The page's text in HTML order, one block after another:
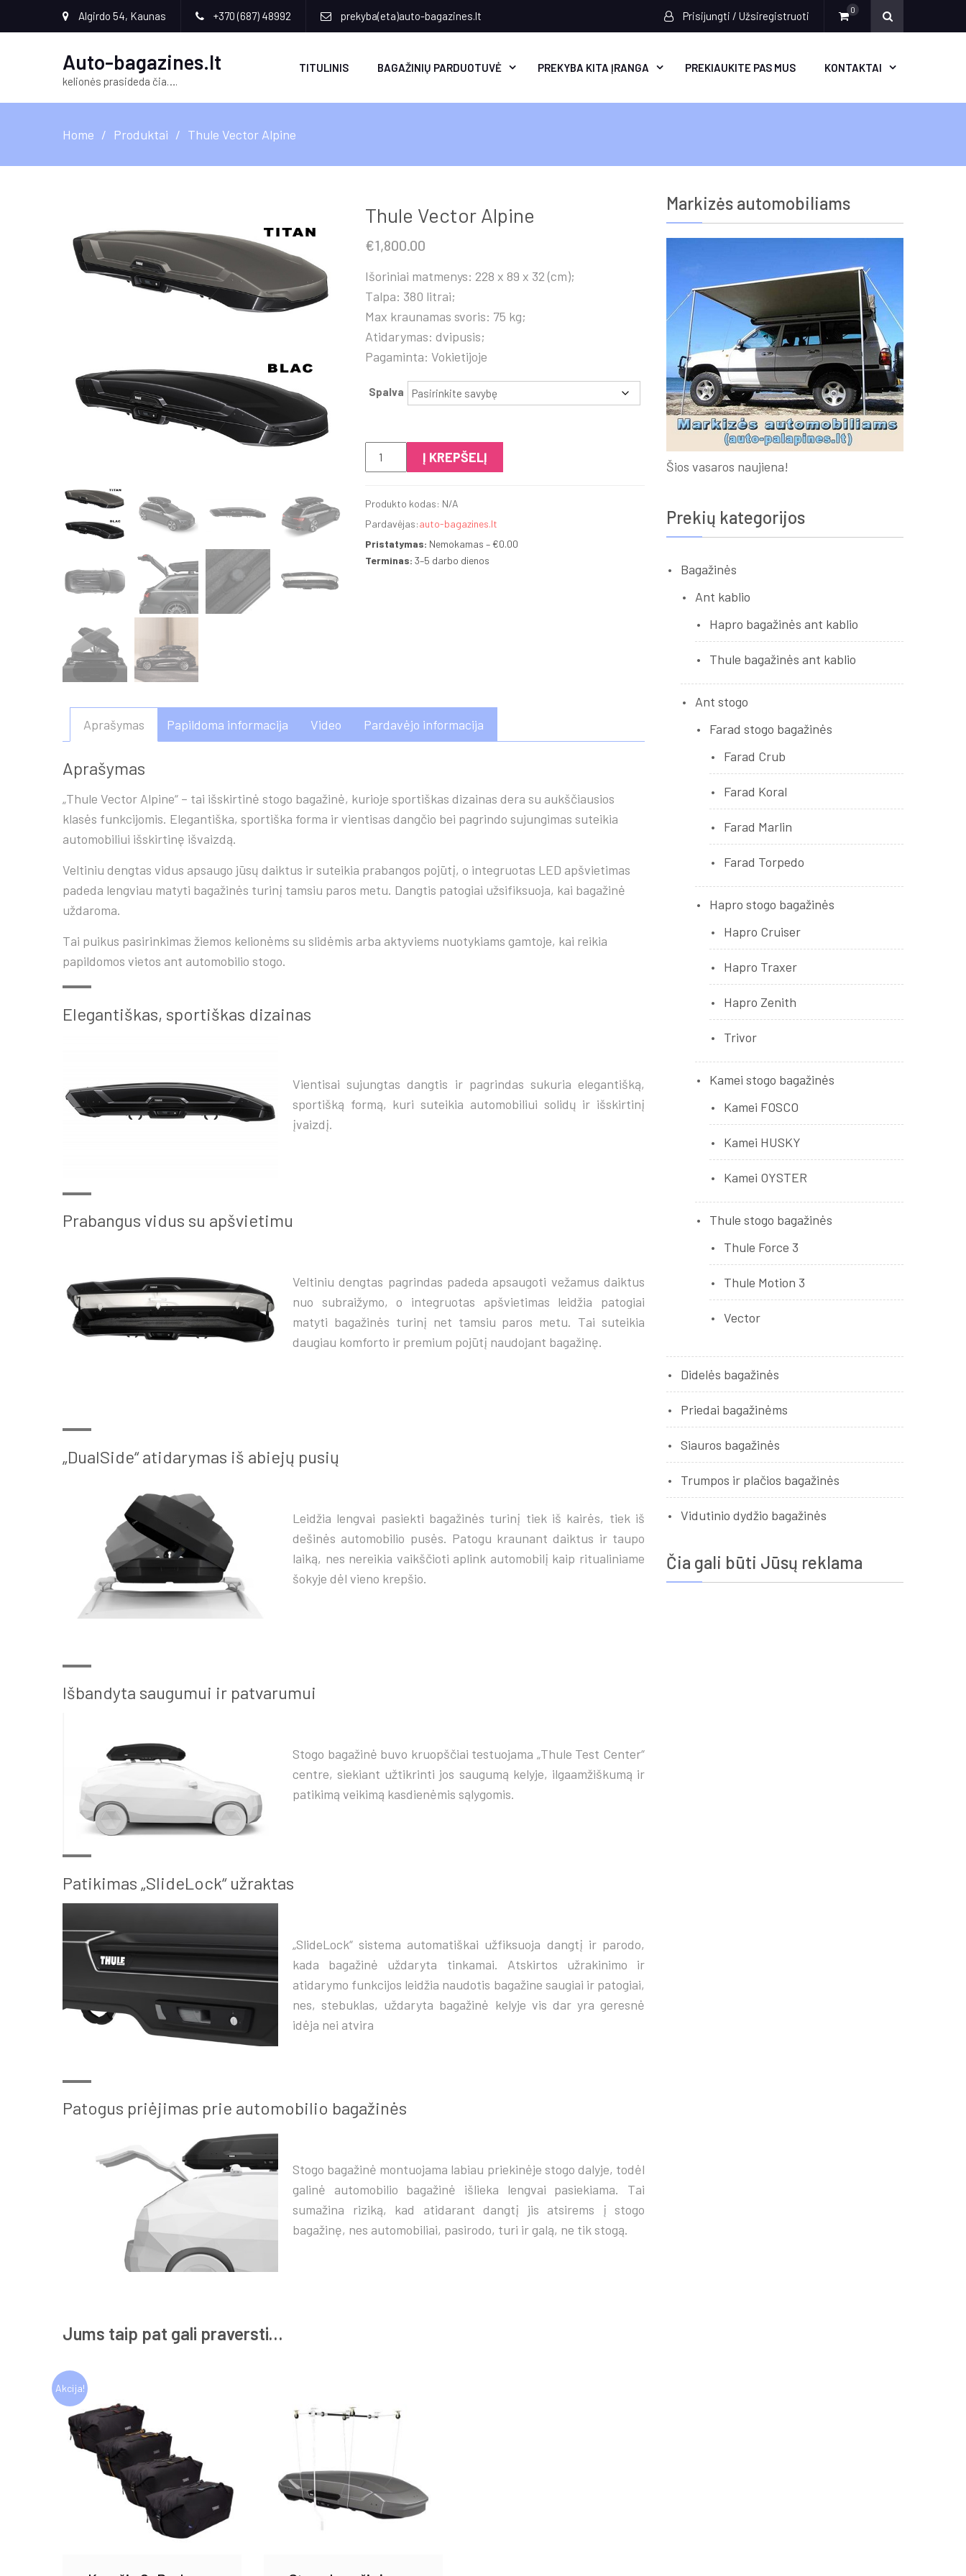
Algirdo 54, Kaunas +370 (687) 48992 prekyba(eta)auto-bagazines.lt Prisijungti / Užsiregistruoti 0
Auto-bagazines.lt
kelionės prasideda čia….
TITULINIS BAGAŽINIŲ PARDUOTUVĖ PREKYBA KITA ĮRANGA PREKIAUKITE PAS MUS KONTAKTAI
Home Produktai Thule Vector Alpine
Thule Vector Alpine
€1,800.00
Išoriniai matmenys: 228 x 89 x 32 (cm);
Talpa: 380 litrai;
Max kraunamas svoris: 75 kg;
Atidarymas: dvipusis;
Pagaminta: Vokietijoje
Spalva
produkto
kiekis:
Vector
Alpine
Į KREPŠELĮ
Produkto kodas: N/A
Pardavėjas:auto-bagazines.lt
Pristatymas: Nemokamas – €0.00
Terminas: 3–5 darbo dienos
Aprašymas Papildoma informacija Video Pardavėjo informacija
Aprašymas
„Thule Vector Alpine“ – tai išskirtinė stogo bagažinė, kurioje sportiškas dizainas dera su aukščiausios
klasės funkcijomis. Elegantiška, sportiška forma ir vientisas dangčio bei pagrindo sujungimas suteikia
automobiliui išskirtinę išvaizdą.
Veltiniu dengtas vidus apsaugo jūsų daiktus ir suteikia prabangos pojūtį, o integruotas LED apšvietimas
padeda lengviau matyti bagažinės turinį tamsiu paros metu. Dangtis patogiai užsifiksuoja, kai bagažinė
uždaroma.
Tai puikus pasirinkimas žiemos kelionėms su slidėmis arba aktyviems nuotykiams gamtoje, kai reikia
papildomos vietos ant automobilio stogo.
Elegantiškas, sportiškas dizainas
Vientisai sujungtas dangtis ir pagrindas sukuria elegantišką,
sportišką formą, kuri suteikia automobiliui solidų ir išskirtinį
įvaizdį.
Prabangus vidus su apšvietimu
Veltiniu dengtas pagrindas padeda apsaugoti vežamus daiktus
nuo subraižymo, o integruotas apšvietimas leidžia patogiai
matyti bagažinės turinį net tamsiu paros metu. Tai suteikia
daugiau komforto ir premium pojūtį naudojant bagažinę.
„DualSide“ atidarymas iš abiejų pusių
Leidžia lengvai pasiekti bagažinės turinį tiek iš kairės, tiek iš
dešinės automobilio pusės. Patogu kraunant daiktus ir taupo
laiką, nes nereikia vaikščioti aplink automobilį kaip ritualiniame
šokyje dėl vieno krepšio.
Išbandyta saugumui ir patvarumui
Stogo bagažinė buvo kruopščiai testuojama „Thule Test Center“
centre, siekiant užtikrinti jos saugumą kelyje, ilgaamžiškumą ir
patikimą veikimą kasdienėmis sąlygomis.
Patikimas „SlideLock“ užraktas
„SlideLock“ sistema automatiškai užfiksuoja dangtį ir parodo,
kada bagažinė uždaryta tinkamai. Atskirtos užrakinimo ir
atidarymo funkcijos leidžia naudotis bagažine saugiai ir patogiai,
nes, stebuklas, uždaryta bagažinė kelyje vis dar yra geresnė
idėja nei atvira
Patogus priėjimas prie automobilio bagažinės
Stogo bagažinė montuojama labiau priekinėje stogo dalyje, todėl
galinė automobilio bagažinė išlieka lengvai pasiekiama. Tai
sumažina riziką, kad atidarant dangtį jis atsirems į stogo
bagažinę, nes automobiliai, pasirodo, turi ir galą, ne tik stogą.
Jums taip pat gali praversti…
Akcija!
Markizės automobiliams
Šios vasaros naujiena!
Prekių kategorijos
Bagažinės
Ant kablio
Hapro bagažinės ant kablio
Thule bagažinės ant kablio
Ant stogo
Farad stogo bagažinės
Farad Crub
Farad Koral
Farad Marlin
Farad Torpedo
Hapro stogo bagažinės
Hapro Cruiser
Hapro Traxer
Hapro Zenith
Trivor
Kamei stogo bagažinės
Kamei FOSCO
Kamei HUSKY
Kamei OYSTER
Thule stogo bagažinės
Thule Force 3
Thule Motion 3
Vector
Didelės bagažinės
Priedai bagažinėms
Siauros bagažinės
Trumpos ir plačios bagažinės
Vidutinio dydžio bagažinės
Čia gali būti Jūsų reklama